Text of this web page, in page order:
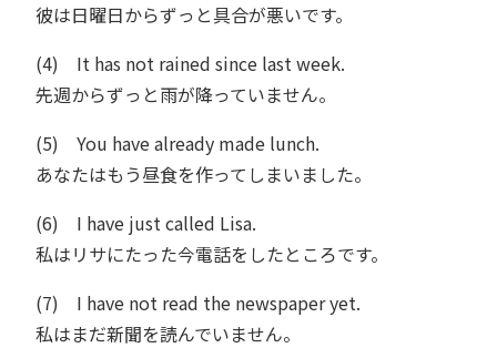
彼は日曜日からずっと具合が悪いです。
(4) It has not rained since last week.
先週からずっと雨が降っていません。
(5) You have already made lunch.
あなたはもう昼食を作ってしまいました。
(6) I have just called Lisa.
私はリサにたった今電話をしたところです。
(7) I have not read the newspaper yet.
私はまだ新聞を読んでいません。